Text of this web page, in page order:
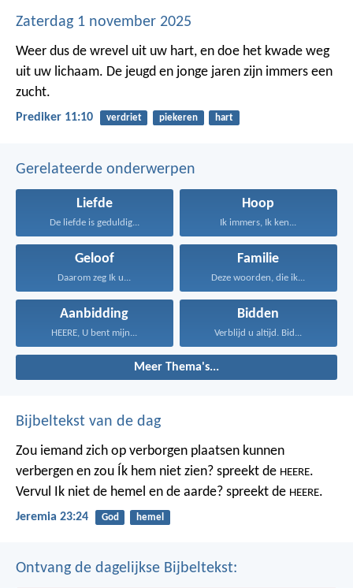
Zaterdag 1 november 2025
Weer dus de wrevel uit uw hart, en doe het kwade weg
uit uw lichaam. De jeugd en jonge jaren zijn immers een
zucht.
Prediker 11:10 verdriet piekeren hart
Gerelateerde onderwerpen
Liefde
De liefde is geduldig...
Hoop
Ik immers, Ik ken...
Geloof
Daarom zeg Ik u...
Familie
Deze woorden, die ik...
Aanbidding
HEERE, U bent mijn...
Bidden
Verblijd u altijd. Bid...
Meer Thema's...
Bijbeltekst van de dag
Zou iemand zich op verborgen plaatsen kunnen
verbergen en zou Ík hem niet zien? spreekt de HEERE.
Vervul Ik niet de hemel en de aarde? spreekt de HEERE.
Jeremia 23:24 God hemel
Ontvang de dagelijkse Bijbeltekst: